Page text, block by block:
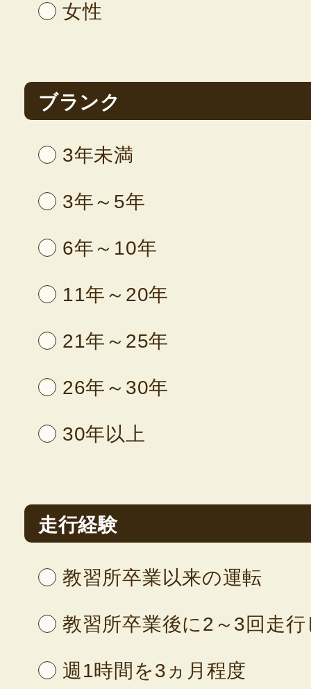
女性
ブランク
3年未満
3年～5年
6年～10年
11年～20年
21年～25年
26年～30年
30年以上
走行経験
教習所卒業以来の運転
教習所卒業後に2～3回走
週1時間を3ヵ月程度